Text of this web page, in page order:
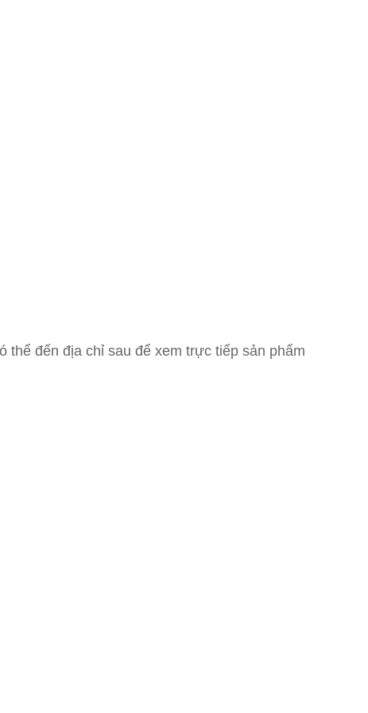
thể đến địa chỉ sau để xem trực tiếp sản phẩm